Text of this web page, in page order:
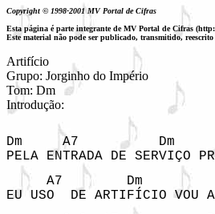
Copyright © 1998-2001 MV Portal de Cifras
Esta página é parte integrante de MV Portal de Cifras
Este material não pode ser publicado, transmitido,
Artifício
Grupo: Jorginho do Império
Tom: Dm
Introdução:
Dm     A7
PELA ENTRADA DE SERVIÇO
A7        Dm
EU USO  DE ARTIFÍCIO VOU